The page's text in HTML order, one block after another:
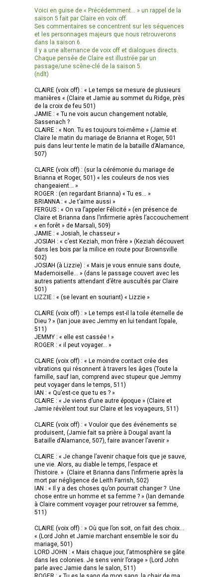
Voici en guise de « Précédemment… » un rappel de la
saison 5 fait par Claire en voix off.
Ses commentaires se concentrent sur les séquences
et les personnages majeurs que nous retrouverons
dans la saison 6.
Il y a une alternance de voix off et dialogues directs.
Chaque pensée de Claire est illustrée par un
passage/une scène-clé de la saison 5.
(ndlt)
CLAIRE (voix off) : « Le temps se mesure de plusieurs
manières « (Claire et Jamie au sommet du Ridge, près
de la croix de feu 501)
JAMIE : « Tu ne vois aucun changement notable,
Sassenach ?
CLAIRE : « Non. Tu es toujours toi-même » (Jamie et
Claire le matin du mariage de Brianna et Roger, 501
puis dans leur tente le matin de la bataille d’Alamance,
507)
CLAIRE (voix off) : (sur la cérémonie du mariage de
Brianna et Roger, 501) « les couleurs de nos vies
changeaient… »
ROGER : (en regardant Brianna) « Tu es… »
BRIANNA : « Je t’aime aussi »
FERGUS : « On va l’appeler Félicité » (en présence de
Claire et Brianna dans l’infirmerie après l’accouchement
« en forêt » de Marsali, 509)
JAMIE : « Josiah, le chasseur »
JOSIAH : « c’est Keziah, mon frère » (Keziah découvert
dans les bois par la milice en route pour Brownsville
502)
JOSIAH (à Lizzie) : « Mais je vous ennuie sans doute,
Mademoiselle… » (dans le passage couvert avec les
autres patients attendant d’être auscultés par Claire
501)
LIZZIE : « (se levant en souriant) « Lizzie »
CLAIRE (voix off) : » Le temps est-il la toile éternelle de
Dieu ? » (Ian joue avec Jemmy en lui tendant l’opale,
511)
JEMMY : « elle est cassée ! »
ROGER : « il peut voyager… »
CLAIRE (voix off) : « Le moindre contact crée des
vibrations qui résonnent à travers les âges (Toute la
famille, sauf Ian, comprend avec stupeur que Jemmy
peut voyager dans le temps, 511)
IAN : « Qu’est-ce que tu es ? »
CLAIRE : « Je viens d’une autre époque » (Claire et
Jamie révèlent tout sur Claire et les voyageurs, 511)
CLAIRE (voix off) : « Vouloir que des événements se
produisent, (Jamie fait sa prière à Dougal avant la
Bataille d’Alamance, 507), faire avancer l’avenir »
CLAIRE : « Je change l’avenir chaque fois que je sauve,
une vie. Alors, au diable le temps, l’espace et
l’histoire. » (Claire et Brianna dans l’infirmerie après la
mort par négligence de Leith Farrish, 502)
IAN : « Il y a des choses qu’on pourrait changer ? Une
chose entre un homme et sa femme ? » (Ian demande
à Claire comment voyager pour retrouver sa femme,
511)
CLAIRE (voix off) : » Où que l’on soit, on fait des choix…
« (Lord John et Jamie marchant ensemble le soir du
mariage, 501)
LORD JOHN : « Mais chaque jour, l’atmosphère se gâte
dans les colonies. Je sens venir l’orage » (Lord John
parle avec Jamie dans le salon, 511)